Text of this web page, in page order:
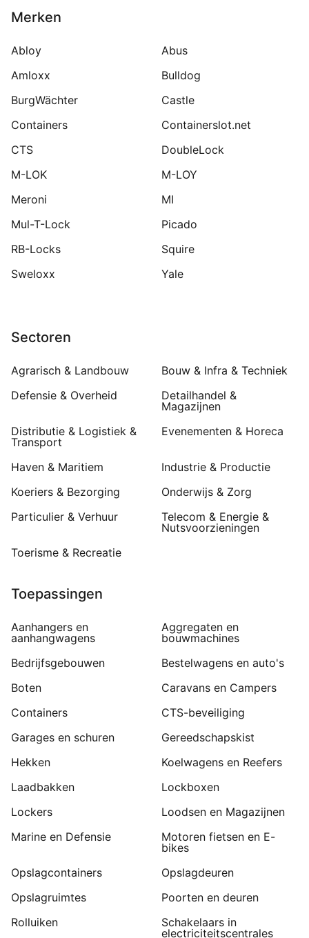
Merken
Abloy
Abus
Amloxx
Bulldog
BurgWächter
Castle
Containers
Containerslot.net
CTS
DoubleLock
M-LOK
M-LOY
Meroni
MI
Mul-T-Lock
Picado
RB-Locks
Squire
Sweloxx
Yale
Sectoren
Agrarisch & Landbouw
Bouw & Infra & Techniek
Defensie & Overheid
Detailhandel &
Magazijnen
Distributie & Logistiek &
Transport
Evenementen & Horeca
Haven & Maritiem
Industrie & Productie
Koeriers & Bezorging
Onderwijs & Zorg
Particulier & Verhuur
Telecom & Energie &
Nutsvoorzieningen
Toerisme & Recreatie
Toepassingen
Aanhangers en
aanhangwagens
Aggregaten en
bouwmachines
Bedrijfsgebouwen
Bestelwagens en auto's
Boten
Caravans en Campers
Containers
CTS-beveiliging
Garages en schuren
Gereedschapskist
Hekken
Koelwagens en Reefers
Laadbakken
Lockboxen
Lockers
Loodsen en Magazijnen
Marine en Defensie
Motoren fietsen en E-
bikes
Opslagcontainers
Opslagdeuren
Opslagruimtes
Poorten en deuren
Rolluiken
Schakelaars in
electriciteitscentrales